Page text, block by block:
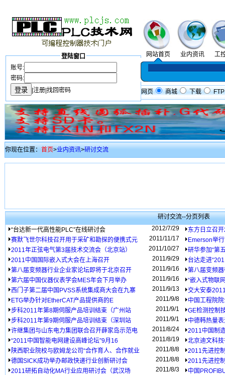
登陆窗口
账号:
密码:
注册 找回密码
网站首页 业内资讯 工
网页 商城 下载 FTP
你现在位置： 首页>业内资讯>研讨交流
研讨交流--分页列表
“台达新一代高性能PLC”在线研讨会
2012/7/29
赛默飞世尔科技召开用于采矿和勘探的便携式元
素
2011/11/17
东方日立召
Emerson举
2011年正弦电气第3届技术交流会（北京站）
2011/10/27
2011中国国际嵌入式大会在上海召开
2011/9/29
研华参加“第
台达走进
第八届变频器行业企业家论坛即将于北京召开
2011/9/16
第六届中国仪器仪表学会MES年会下月举办
2011/9/16
第八届变频
“嵌入式物联
西门子第二届中国PVSS系统集成商大会在九寨
2011/9/13
ETG举办针对EtherCAT产品提供商的E
2011/9/8
交大安泰
中国工程院
论
步科2011年第8期伺服产品培训结束（广州站
2011/9/1
步科2011年第9期伺服产品培训结束（深圳站
2011/9/1
GE检测控制
中德韩热量
许继集团与山东电力集团联合召开薛家岛示范电
站
2011/8/24
“2011中国智能电网建设高峰论坛”9月16
2011/8/19
2011中国制
北京迪文科
功
陕西职业院校与欧姆龙公司“合作育人、合作就业
2011/8/8
德国SICK成功举办邮政快递行业创新研讨会
2011/8/8
2011先进控
2011先进控
2011研拓自动化MA行业应用研讨会（武汉场
2011/8/3
中国